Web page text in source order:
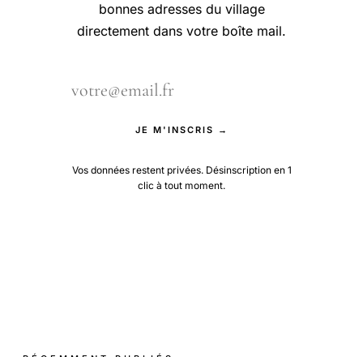
bonnes adresses du village
directement dans votre boîte mail.
JE M'INSCRIS →
Vos données restent privées. Désinscription en 1
clic à tout moment.